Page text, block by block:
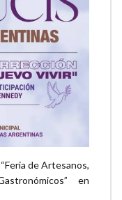
de Artesanos,
en